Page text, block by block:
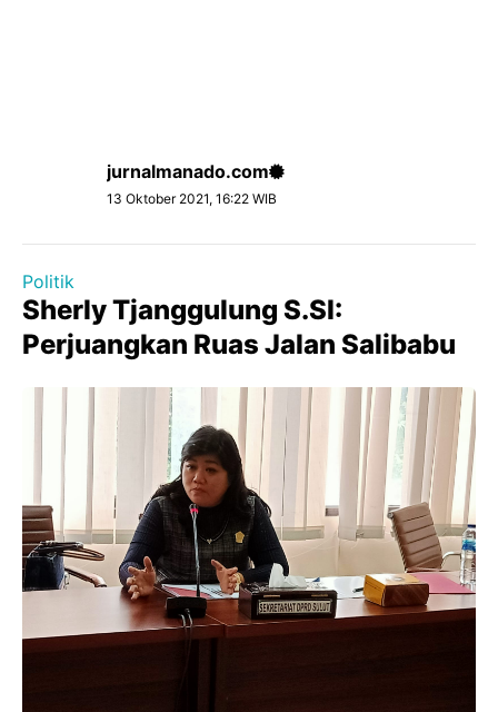
jurnalmanado.com
13 Oktober 2021, 16:22 WIB
Politik
Sherly Tjanggulung S.SI:
Perjuangkan Ruas Jalan Salibabu